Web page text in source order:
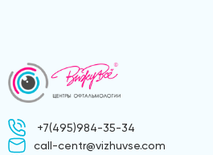
+7(495)984-35-34
call-centr@vizhuvse.com